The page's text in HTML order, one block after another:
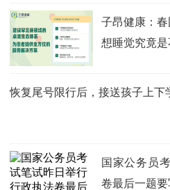
子昂健康：
想睡觉究竟是
恢复尾号限行后，接送孩子上下
国家公务员
卷最后一题要